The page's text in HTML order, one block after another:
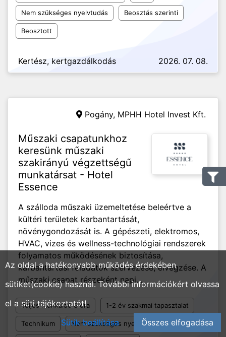
Nem szükséges nyelvtudás Beosztás szerinti
Beosztott
Kertész, kertgazdálkodás 2026. 07. 08.
Pogány, MPHH Hotel Invest Kft.
Műszaki csapatunkhoz
keresünk műszaki
szakirányú végzettségű
munkatársat - Hotel
Essence
A szálloda műszaki üzemeltetése beleértve a
kültéri területek karbantartását,
növénygondozását is. A gépészeti, elektromos,
HVAC, vizes és wellness-technológiai rendszerek
folyamatos működésének biztosítása,
karbantartási feladatok szervezése, elvégzése. A
műszaki csapat részeként napi...
Teljes munkaidő 8 óra 1-2 év szakmai tapasztalat
Technikum Nem szükséges nyelvtudás
Az oldal a hatékonyabb működés érdekében
sütiket(cookie) használ. További információkért olvassa
el a süti tájékoztatót!
Sütik beállítása
Összes elfogadása